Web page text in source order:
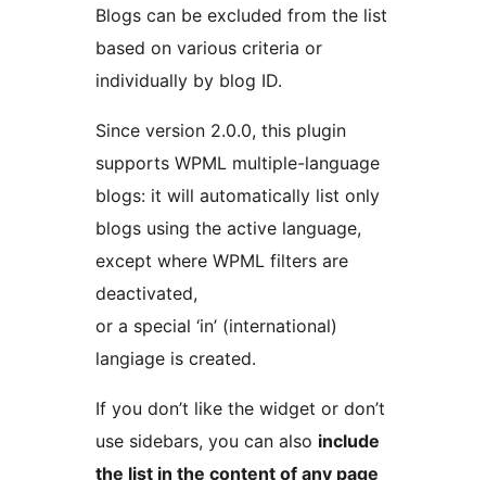
Blogs can be excluded from the list
based on various criteria or
individually by blog ID.
Since version 2.0.0, this plugin
supports WPML multiple-language
blogs: it will automatically list only
blogs using the active language,
except where WPML filters are
deactivated,
or a special ‘in’ (international)
langiage is created.
If you don’t like the widget or don’t
use sidebars, you can also include
the list in the content of any page